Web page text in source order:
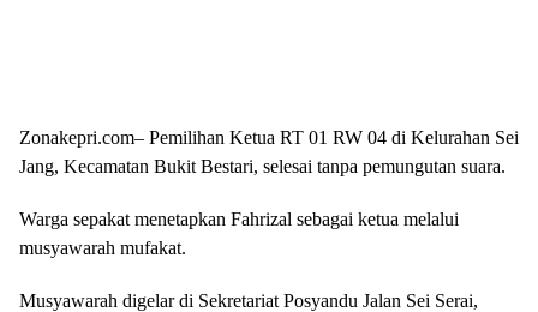
Zonakepri.com– Pemilihan Ketua RT 01 RW 04 di Kelurahan Sei
Jang, Kecamatan Bukit Bestari, selesai tanpa pemungutan suara.
Warga sepakat menetapkan Fahrizal sebagai ketua melalui
musyawarah mufakat.
Musyawarah digelar di Sekretariat Posyandu Jalan Sei Serai,